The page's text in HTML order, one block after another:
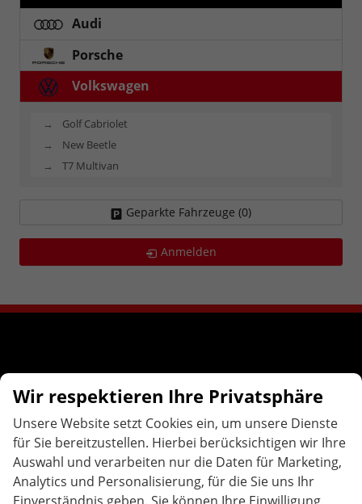
Audi
Porsche
Volkswagen
Golf Cabriolet
New Beetle
T7 Multivan
Geparkte Fahrzeuge (0)
Anmelden
Brunnenweg 14
76646Bruchsal
Telefon:
07251-3276833
E-Mail: info@bastiankonrad.de
Wir respektieren Ihre Privatsphäre
Unsere Website setzt Cookies ein, um unsere Dienste
für Sie bereitzustellen. Hierbei berücksichtigen wir Ihre
Auswahl und verarbeiten nur die Daten für Marketing,
Analytics und Personalisierung, für die Sie uns Ihr